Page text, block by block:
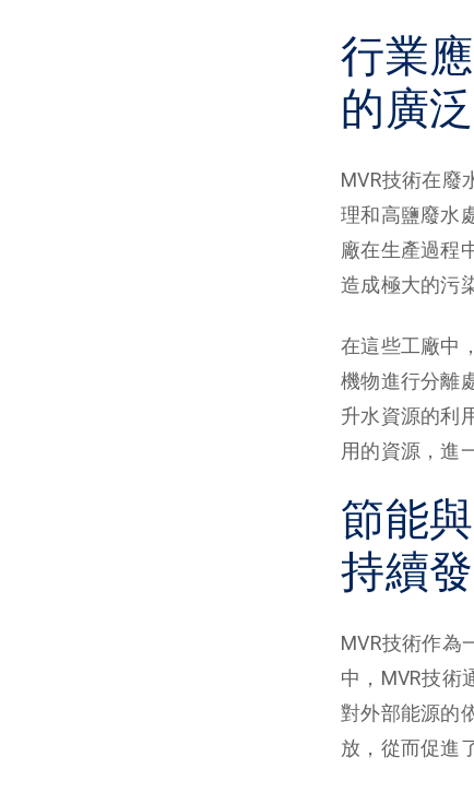
行業
的廣
MVR技術在廢
理和高鹽廢水
廠在生產過程
造成極大的污
在這些工廠中
機物進行分離
升水資源的利
用的資源，進
節能
持續
MVR技術作為
中，MVR技術
對外部能源的
放，從而促進